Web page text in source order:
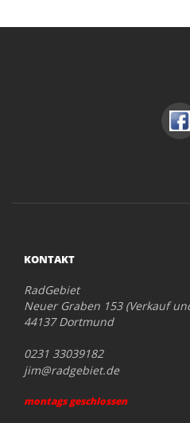
KONTAKT
RadGebiet
Neuer Graben 153 (Verkauf
44137 Dortmund
0231 33039182
jim@radgebiet.de
montags geschlossen